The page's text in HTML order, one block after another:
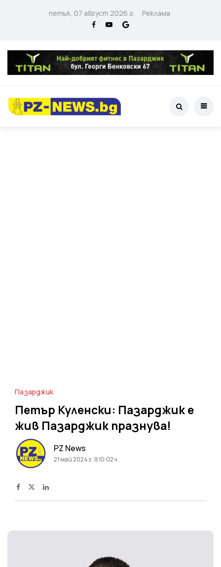
петък, 07 август 2026 г. Реклама
Пазарджик
Петър Куленски: Пазарджик е
жив Пазарджик празнува!
PZ News
21 май 2024 г. в 10:02 ч.